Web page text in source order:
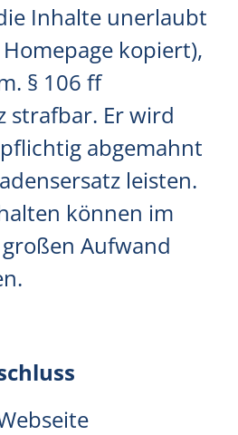
Inhalte unerlaubt
kopiert),
§ 106 ff
strafbar. Er wird
abgemahnt
leisten.
können im
Aufwand